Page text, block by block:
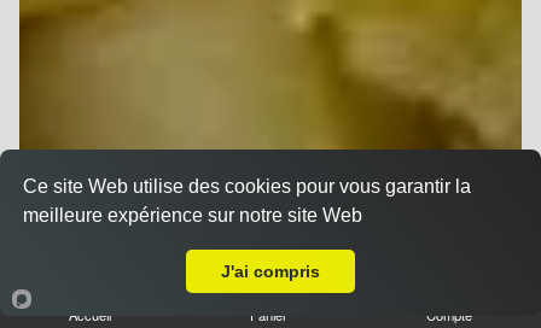
Accueil Panier Compte
Ce site Web utilise des cookies pour vous garantir la
meilleure expérience sur notre site Web
J'ai compris